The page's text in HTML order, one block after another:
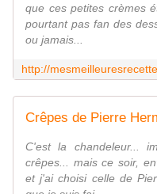
que ces petites crèmes
pourtant pas fan des
ou jamais...
C'est la chandeleur...
crêpes... mais ce soir,
et j'ai choisi celle de